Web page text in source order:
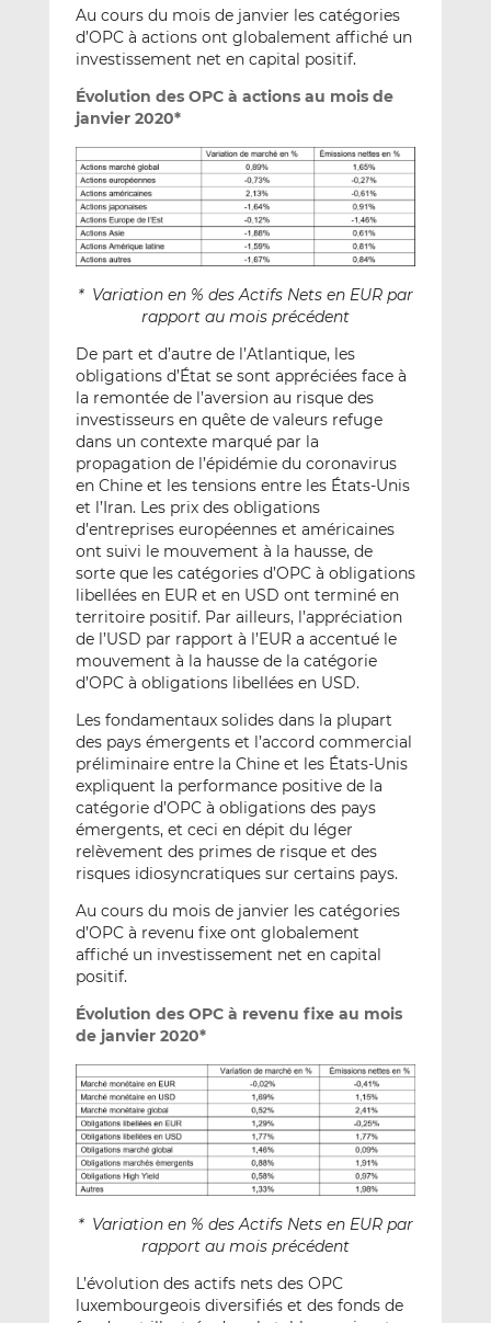
Au cours du mois de janvier les catégories
d’OPC à actions ont globalement affiché un
investissement net en capital positif.
Évolution des OPC à actions au mois de
janvier 2020*
* Variation en % des Actifs Nets en EUR par
rapport au mois précédent
De part et d’autre de l’Atlantique, les
obligations d’État se sont appréciées face à
la remontée de l’aversion au risque des
investisseurs en quête de valeurs refuge
dans un contexte marqué par la
propagation de l’épidémie du coronavirus
en Chine et les tensions entre les États-Unis
et l’Iran. Les prix des obligations
d’entreprises européennes et américaines
ont suivi le mouvement à la hausse, de
sorte que les catégories d’OPC à obligations
libellées en EUR et en USD ont terminé en
territoire positif. Par ailleurs, l’appréciation
de l’USD par rapport à l’EUR a accentué le
mouvement à la hausse de la catégorie
d’OPC à obligations libellées en USD.
Les fondamentaux solides dans la plupart
des pays émergents et l’accord commercial
préliminaire entre la Chine et les États-Unis
expliquent la performance positive de la
catégorie d’OPC à obligations des pays
émergents, et ceci en dépit du léger
relèvement des primes de risque et des
risques idiosyncratiques sur certains pays.
Au cours du mois de janvier les catégories
d’OPC à revenu fixe ont globalement
affiché un investissement net en capital
positif.
Évolution des OPC à revenu fixe au mois
de janvier 2020*
* Variation en % des Actifs Nets en EUR par
rapport au mois précédent
L’évolution des actifs nets des OPC
luxembourgeois diversifiés et des fonds de